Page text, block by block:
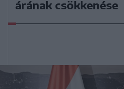
árának csökkenése